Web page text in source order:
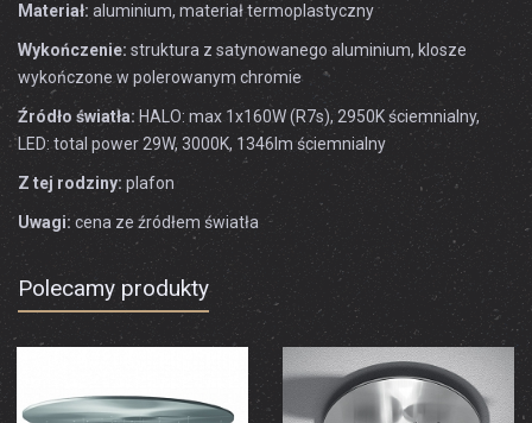
Materiał: aluminium, materiał termoplastyczny
Wykończenie: struktura z satynowanego aluminium, klosze
wykończone w polerowanym chromie
Źródło światła: HALO: max 1x160W (R7s), 2950K ściemnialny,
LED: total power 29W, 3000K, 1346lm ściemnialny
Z tej rodziny: plafon
Uwagi: cena ze źródłem światła
Polecamy produkty